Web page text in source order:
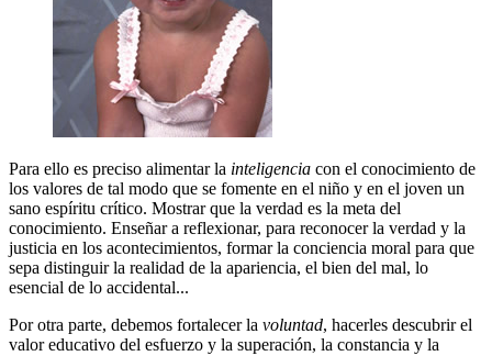
Para ello es preciso alimentar la inteligencia con el conocimiento de
los valores de tal modo que se fomente en el niño y en el joven un
sano espíritu crítico. Mostrar que la verdad es la meta del
conocimiento. Enseñar a reflexionar, para reconocer la verdad y la
justicia en los acontecimientos, formar la conciencia moral para que
sepa distinguir la realidad de la apariencia, el bien del mal, lo
esencial de lo accidental...
Por otra parte, debemos fortalecer la voluntad, hacerles descubrir el
valor educativo del esfuerzo y la superación, la constancia y la